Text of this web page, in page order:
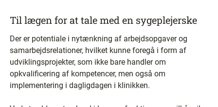
Til lægen for at tale med en sygeplejerske
Der er potentiale i nytænkning af arbejdsopgaver og
samarbejdsrelationer, hvilket kunne foregå i form af
udviklingsprojekter, som ikke bare handler om
opkvalificering af kompetencer, men også om
implementering i dagligdagen i klinikken.